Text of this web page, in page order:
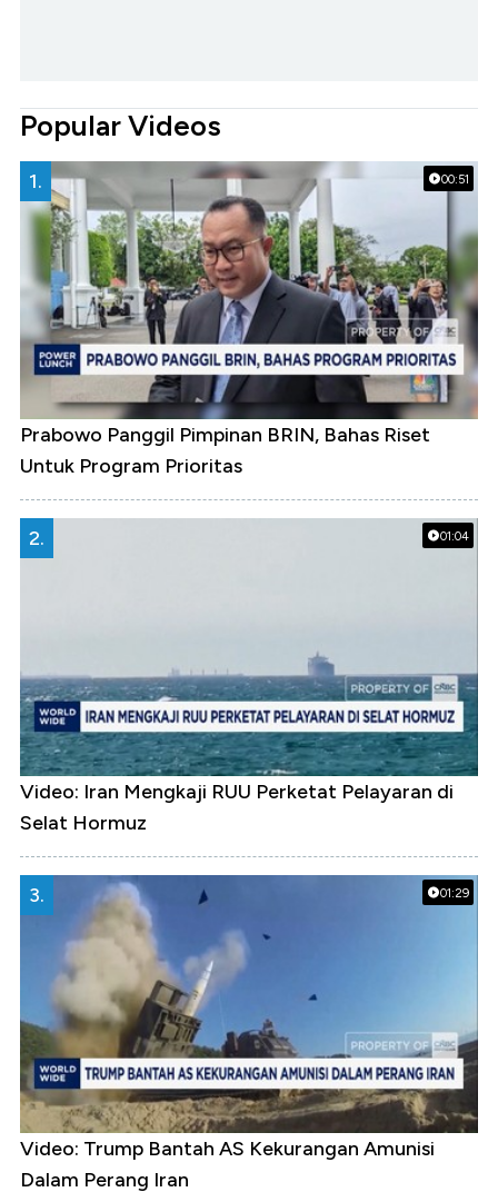
Popular Videos
00:51
1.
Prabowo Panggil Pimpinan BRIN, Bahas Riset
Untuk Program Prioritas
01:04
2.
Video: Iran Mengkaji RUU Perketat Pelayaran di
Selat Hormuz
01:29
3.
Video: Trump Bantah AS Kekurangan Amunisi
Dalam Perang Iran